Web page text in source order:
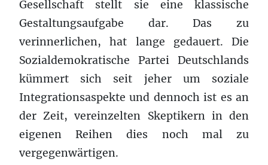
Gesellschaft stellt sie eine klassische
Gestaltungsaufgabe dar. Das zu
verinnerlichen, hat lange gedauert. Die
Sozialdemokratische Partei Deutschlands
kümmert sich seit jeher um soziale
Integrationsaspekte und dennoch ist es an
der Zeit, vereinzelten Skeptikern in den
eigenen Reihen dies noch mal zu
vergegenwärtigen.